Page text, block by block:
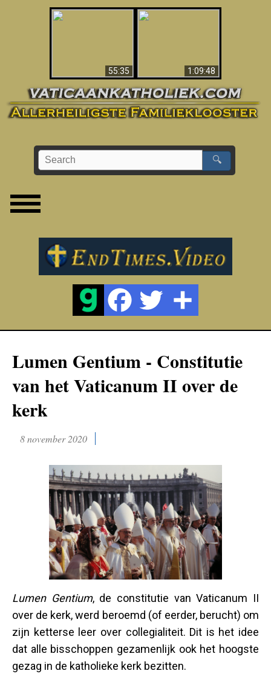
55:35
1:09:48
🔍
Lumen Gentium - Constitutie
van het Vaticanum II over de
kerk
8 november 2020
Lumen Gentium, de constitutie van Vaticanum II
over de kerk, werd beroemd (of eerder, berucht) om
zijn ketterse leer over collegialiteit. Dit is het idee
dat alle bisschoppen gezamenlijk ook het hoogste
gezag in de katholieke kerk bezitten.